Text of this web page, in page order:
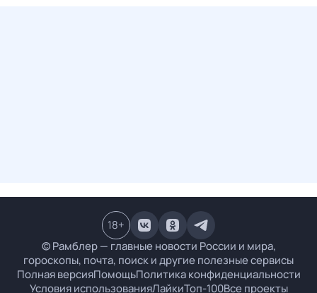
© Рамблер — главные новости России и мира,
гороскопы, почта, поиск и другие полезные сервисы
Полная версияПомощьПолитика конфиденциальности
Условия использованияЛайкиТоп-100Все проекты
18+